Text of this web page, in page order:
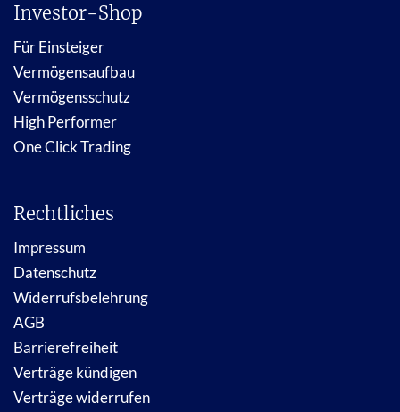
Investor-Shop
Für Einsteiger
Vermögensaufbau
Vermögensschutz
High Performer
One Click Trading
Rechtliches
Impressum
Datenschutz
Widerrufsbelehrung
AGB
Barrierefreiheit
Verträge kündigen
Verträge widerrufen